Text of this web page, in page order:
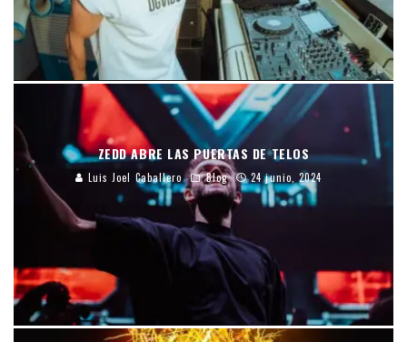
ZEDD ABRE LAS PUERTAS DE TELOS
Luis Joel Caballero Blog 24 junio, 2024